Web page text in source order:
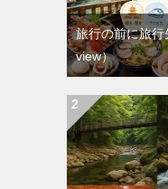
旅行の前に旅
view）